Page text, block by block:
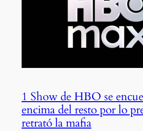
1 Show de HBO se
encima del resto por lo
retrató la mafia